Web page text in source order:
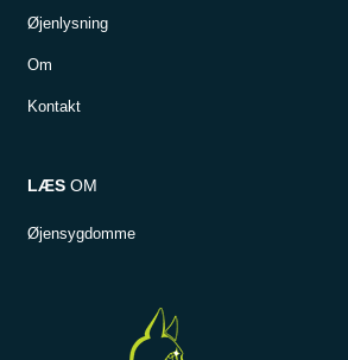
Øjenlysning
Om
Kontakt
LÆS OM
Øjensygdomme